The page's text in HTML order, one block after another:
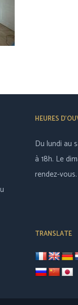
HEURES
Du lundi au
à 18h. Le
rendez-vous.
TRANSLATE